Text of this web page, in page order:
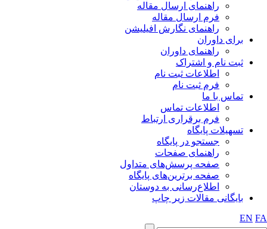
راهنمای ارسال مقاله
فرم ارسال مقاله
راهنمای نگارش افیلیشن
برای داوران
راهنمای داوران
ثبت نام و اشتراک
اطلاعات ثبت نام
فرم ثبت نام
تماس با ما
اطلاعات تماس
فرم برقراری ارتباط
تسهیلات پایگاه
جستجو در پایگاه
راهنمای صفحات
صفحه پرسش‌های متداول
صفحه برترین‌های پایگاه
اطلاع‌رسانی به دوستان
بایگانی مقالات زیر چاپ
EN